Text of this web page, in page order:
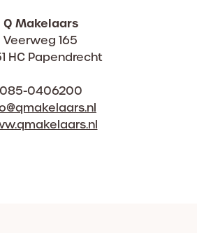
Q Makelaars
Veerweg 165
HC Papendrecht
085-0406200